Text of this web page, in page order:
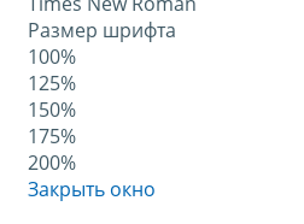
Размер шрифта
100%
125%
150%
175%
200%
Закрыть окно